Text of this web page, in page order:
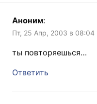
Аноним:
Пт, 25 Апр, 2003 в 08:04
ты повторяешься…
Ответить